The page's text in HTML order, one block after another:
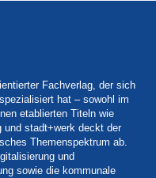
Fachverlag, der sich
hat – sowohl im
etablierten Titeln wie
und stadt+werk deckt der
Themenspektrum ab.
und
sowie die kommunale